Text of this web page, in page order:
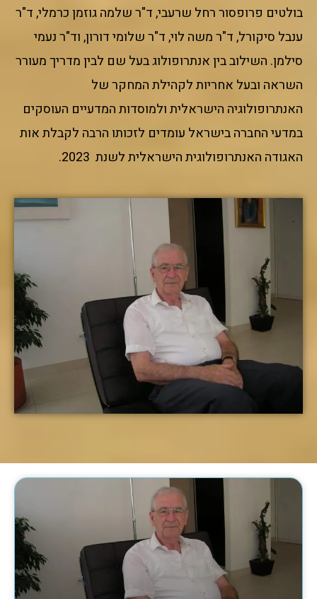
בולטים פרופסור רחל שרעבי, ד"ר שלמה גוזמן כרמלי, ד"ר
ענבל סיקורל, ד"ר משה לוי, ד"ר שלומי דורון, וד"ר נעמי
סילמן. השילוב בין אנתרופולוג בעל שם לבין מדריך מעורר
השראה ובעל אחריות לקהילת המחקר של
האנתרופולוגיה הישראלית ולמוסדות המדעיים העוסקים
במדעי החברה בישראל עומדים לזכותו הרבה לקבלת אות
האגודה האנתרופולוגית הישראלית לשנת 2023.